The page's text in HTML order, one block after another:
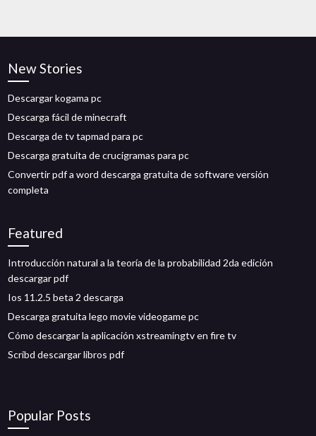
New Stories
Descargar kogama pc
Descarga fácil de minecraft
Descarga de tv tapmad para pc
Descarga gratuita de crucigramas para pc
Convertir pdf a word descarga gratuita de software versión
completa
Featured
Introducción natural a la teoría de la probabilidad 2da edición
descargar pdf
Ios 11.2.5 beta 2 descarga
Descarga gratuita lego movie videogame pc
Cómo descargar la aplicación xstreamingtv en fire tv
Scribd descargar libros pdf
Popular Posts